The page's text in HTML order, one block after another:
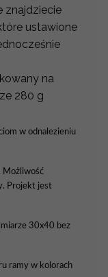
znajdziecie
ustawione
na
280 g
w odnalezieniu
Możliwość
Projekt jest
30x40 bez
ramy w kolorach